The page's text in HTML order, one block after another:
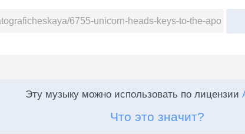
Эту музыку можно использовать по лицензии
Что это значит?